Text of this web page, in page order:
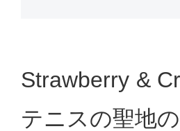
Strawberry &
テニスの聖地